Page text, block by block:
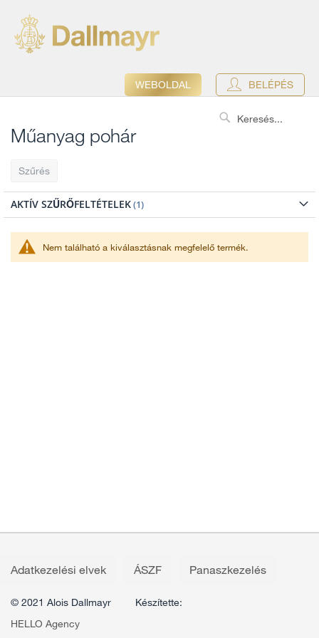
BELÉPÉS
WEBOLDAL
Search
Műanyag pohár
Szűrés
AKTÍV SZŰRŐFELTÉTELEK
Nem található a kiválasztásnak megfelelő termék.
Adatkezelési elvek ÁSZF Panaszkezelés
© 2021 Alois Dallmayr
Készítette:
HELLO Agency